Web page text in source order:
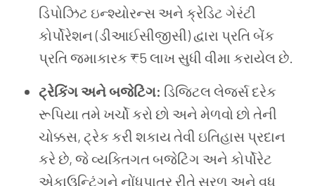
ડિપોઝિટ ઇન્શ્યોરન્સ અને ક્રેડિટ ગેરંટી
કોર્પોરેશન (ડીઆઈસીજીસી) દ્વારા પ્રતિ બેંક
પ્રતિ જમાકારક ₹5 લાખ સુધી વીમા કરાયેલ છે.
ટ્રેકિંગ અને બજેટિંગ: ડિજિટલ લેજર્સ દરેક
રૂપિયા તમે ખર્ચો કરો છો અને મેળવો છો તેની
ચોક્કસ, ટ્રેક કરી શકાય તેવી ઇતિહાસ પ્રદાન
કરે છે, જે વ્યક્તિગત બજેટિંગ અને કોર્પોરેટ
એકાઉન્ટિંગને નોંધપાત્ર રીતે સરળ અને વધુ